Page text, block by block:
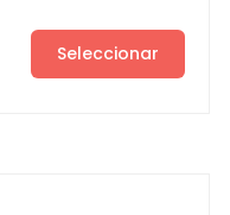
Seleccionar